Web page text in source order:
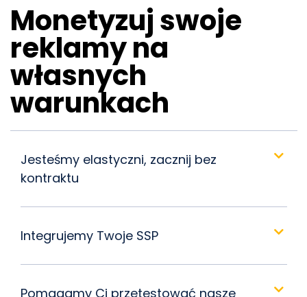
Monetyzuj swoje
reklamy na
własnych
warunkach
Jesteśmy elastyczni, zacznij bez
kontraktu
Integrujemy Twoje SSP
Pomagamy Ci przetestować nasze